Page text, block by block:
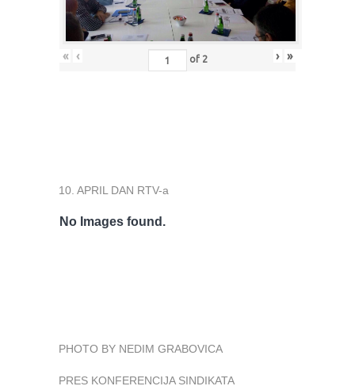
« ‹ of 2 › »
10. APRIL DAN RTV-a
No Images found.
PHOTO BY NEDIM GRABOVICA
PRES KONFERENCIJA SINDIKATA